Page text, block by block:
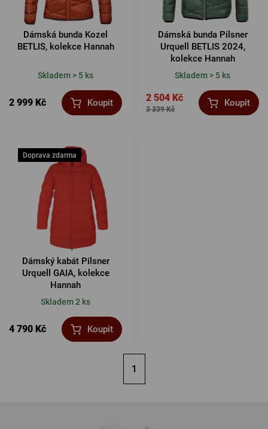
Dámská bunda Kozel
BETLIS, kolekce Hannah
Skladem > 5 ks
2 999 Kč Koupit
Dámská bunda Pilsner
Urquell BETLIS 2024,
kolekce Hannah
Skladem > 5 ks
3 339 Kč
2 504 Kč Koupit
Doprava zdarma
Dámský kabát Pilsner
Urquell GAIA, kolekce
Hannah
Skladem 2 ks
4 790 Kč Koupit
1